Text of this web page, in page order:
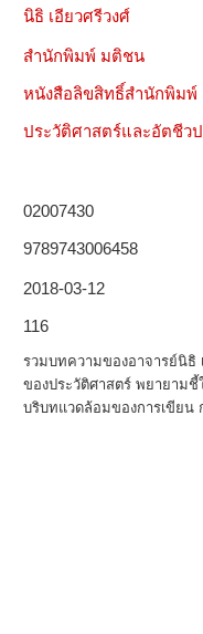
นิธิ เอียวศรีวงศ์
สำนักพิมพ์ มติชน
หนังสือลิขสิทธิ์สำนักพิมพ์
ประวัติศาสตร์และอัตชีว
02007430
9789743006458
2018-03-12
116
รวมบทความของอาจารย์นิธิ
ของประวัติศาสตร์ พยายาม
บริบทแวดล้อมของการเขียน